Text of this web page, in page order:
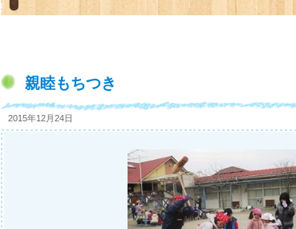
親睦もちつき
2015年12月24日